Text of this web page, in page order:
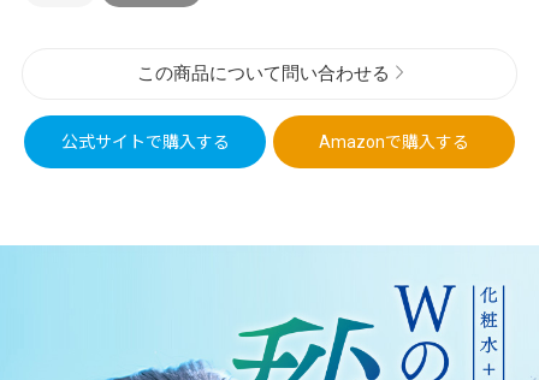
この商品について問い合わせる
公式サイトで購入する Amazonで購入する